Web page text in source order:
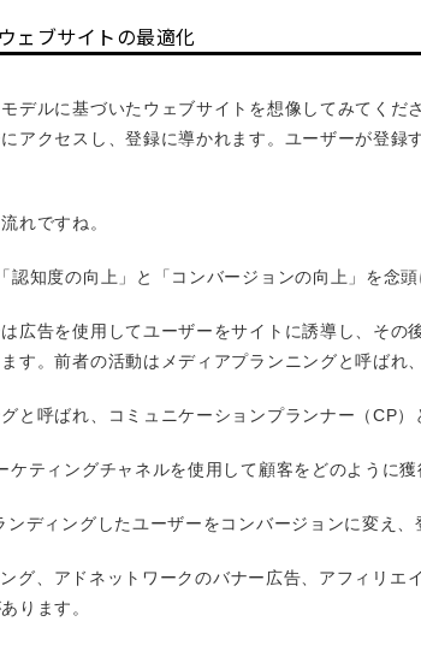
ェブサイトの最適化
デルに基づいたウェブサイトを想像してみてくだ
アクセスし、登録に導かれます。ユーザーが登録
れですね。
知度の向上」と「コンバージョンの向上」を念頭
広告を使用してユーザーをサイトに誘導し、そ
す。前者の活動はメディアプランニングと呼ばれ
と呼ばれ、コミュニケーションプランナー（CP）
ティングチャネルを使用して顧客をどのように獲
ディングしたユーザーをコンバージョンに変え、
グ、アドネットワークのバナー広告、アフィリエ
ります。